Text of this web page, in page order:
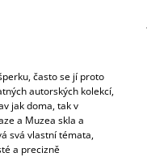
často se jí proto
autorských kolekcí,
jak doma, tak v
a Muzea skla a
svá vlastní témata,
a precizně